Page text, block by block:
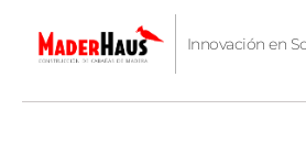
Innovación en